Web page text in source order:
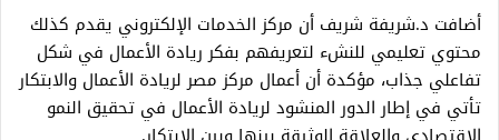
أضافت د.شريفة شريف أن مركز الخدمات الإلكتروني يقدم كذلك
محتوي تعليمي للنشء لتعريفهم بفكر ريادة الأعمال في شكل
تفاعلي جذاب، مؤكدة أن أعمال مركز مصر لريادة الأعمال والابتكار
تأتي في إطار الدور المنشود لريادة الأعمال في تحقيق النمو